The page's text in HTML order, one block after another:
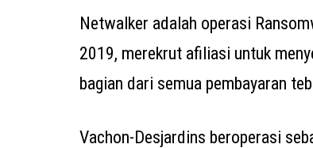
Netwalker adalah operasi
2019, merekrut afiliasi untuk
bagian dari semua pembayaran
Vachon-Desjardins beroperasi